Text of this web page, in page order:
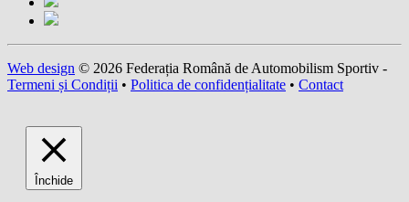
Web design © 2026 Federația Română de Automobilism Sportiv -
Termeni și Condiții • Politica de confidențialitate • Contact
Închide